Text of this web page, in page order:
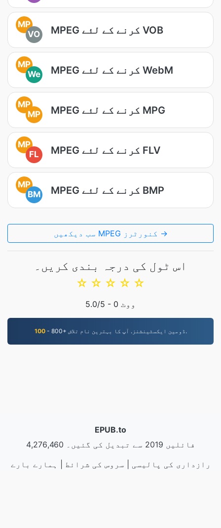
MP
VO
MPEG کرنے کے لئے VOB
MP
We
MPEG کرنے کے لئے WebM
MP
MP
MPEG کرنے کے لئے MPG
MP
FL
MPEG کرنے کے لئے FLV
MP
BM
MPEG کرنے کے لئے BMP
سب دیکھیں MPEG کنورٹرز →
اس ٹول کی درجہ بندی کریں۔
☆
☆
☆
☆
☆
5.0/5 - 0 ووٹ
100 - 800+ ڈومین ایکسٹینشنز. آپ کا بہترین نام تلاش.
EPUB.to
4,276,460 فائلیں 2019 سے تبدیل کی گئیں۔
رازداری کی پالیسی
سروس کی شرائط
ہمارے بارے